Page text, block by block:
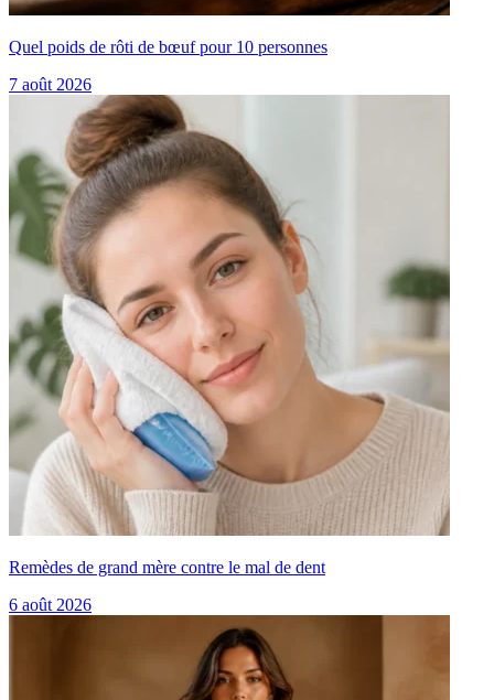
Quel poids de rôti de bœuf pour 10 personnes
7 août 2026
Remèdes de grand mère contre le mal de dent
6 août 2026